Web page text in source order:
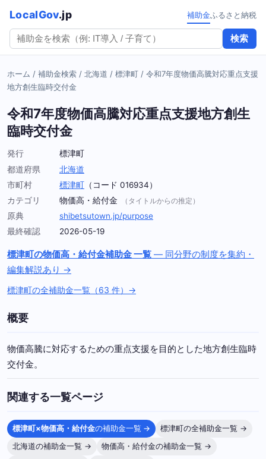
LocalGov.jp
検索
補助金ふるさと納税
ホーム / 補助金検索 / 北海道 / 標津町 / 令和7年度物価高騰対応重点支援
地方創生臨時交付金
令和7年度物価高騰対応重点支援地方創生
臨時交付金
発行
標津町
都道府県
北海道
市町村
標津町 （コード 016934）
カテゴリ
物価高・給付金 （タイトルからの推定）
原典
shibetsutown.jp/purpose
最終確認
2026-05-19
標津町の物価高・給付金補助金 一覧 — 同分野の制度を集約・
編集解説あり →
標津町の全補助金一覧（63 件）→
概要
物価高騰に対応するための重点支援を目的とした地方創生臨時
交付金。
関連する一覧ページ
標津町×物価高・給付金の補助金一覧 →
標津町の全補助金一覧 →
北海道の補助金一覧 →
物価高・給付金の補助金一覧 →